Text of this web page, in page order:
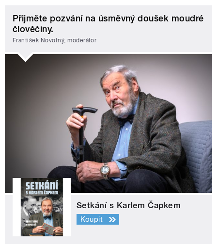
Přijměte pozvání na úsměvný doušek moudré
člověčiny.
František Novotný, moderátor
Setkání s Karlem Čapkem
Koupit